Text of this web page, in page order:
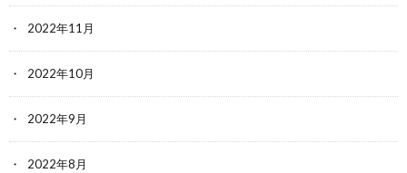
2022年11月
2022年10月
2022年9月
2022年8月